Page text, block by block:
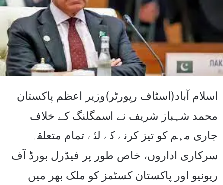
اسلام آباد(اسٹاف رپورٹر)وزیر اعظم پاکستان
محمد شہباز شریف نے اسمگلنگ کے خلاف
جاری مہم کو تیز کرنے کے لئے تمام متعلقہ
سرکاری اداروں، خاص طور پر فیڈرل بورڈ آف
ریونیو اور پاکستان کسٹمز کو ملک بھر میں